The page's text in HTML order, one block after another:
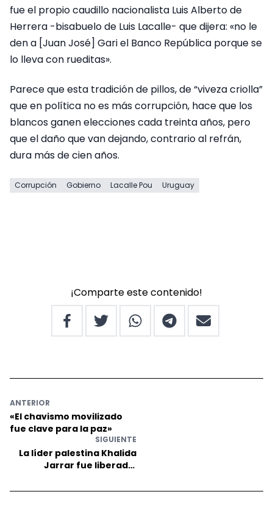
fue el propio caudillo nacionalista Luis Alberto de
Herrera -bisabuelo de Luis Lacalle- que dijera: «no le
den a [Juan José] Gari el Banco República porque se
lo lleva con rueditas».
Parece que esta tradición de pillos, de “viveza criolla”
que en política no es más corrupción, hace que los
blancos ganen elecciones cada treinta años, pero
que el daño que van dejando, contrario al refrán,
dura más de cien años.
Corrupción Gobierno Lacalle Pou Uruguay
¡Comparte este contenido!
ANTERIOR
«El chavismo movilizado
fue clave para la paz»
SIGUIENTE
La líder palestina Khalida
Jarrar fue liberada.
escrito en prisión